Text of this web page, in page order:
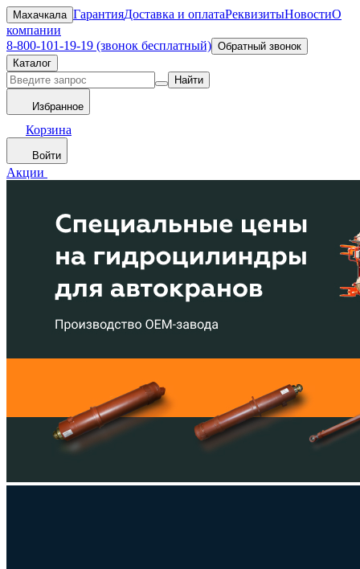
Махачкала ГарантияДоставка и оплатаРеквизитыНовостиО
компании
8-800-101-19-19 (звонок бесплатный) Обратный звонок
Каталог
Найти
Избранное
Корзина
Войти
Акции